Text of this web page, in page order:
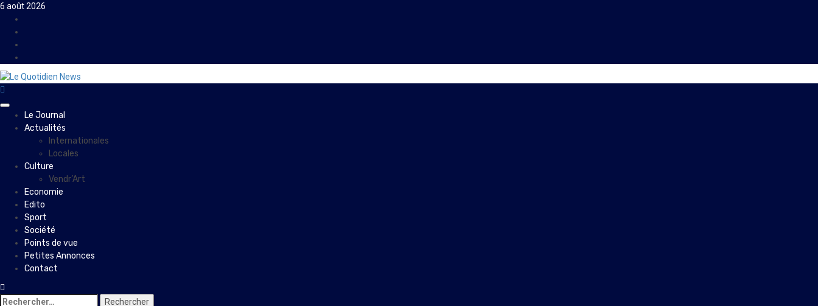
Skip
content
6 août 2026
PrimaryLe Journal
Actualités
Internationales
Locales
Culture
Vendr’Art
Economie
Edito
Sport
Société
Points de vue
Petites Annonces
Contact
Rechercher :